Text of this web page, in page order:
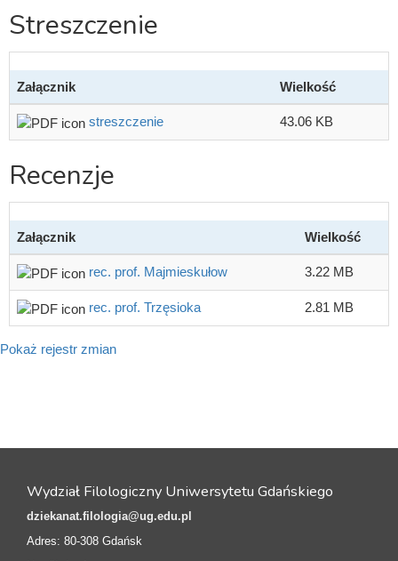
Streszczenie
Załącznik Wielkość
streszczenie 43.06 KB
Recenzje
Załącznik Wielkość
rec. prof. Majmieskułow 3.22 MB
rec. prof. Trzęsioka 2.81 MB
Pokaż rejestr zmian
Wydział Filologiczny Uniwersytetu Gdańskiego
dziekanat.filologia@ug.edu.pl
Adres: 80-308 Gdańsk